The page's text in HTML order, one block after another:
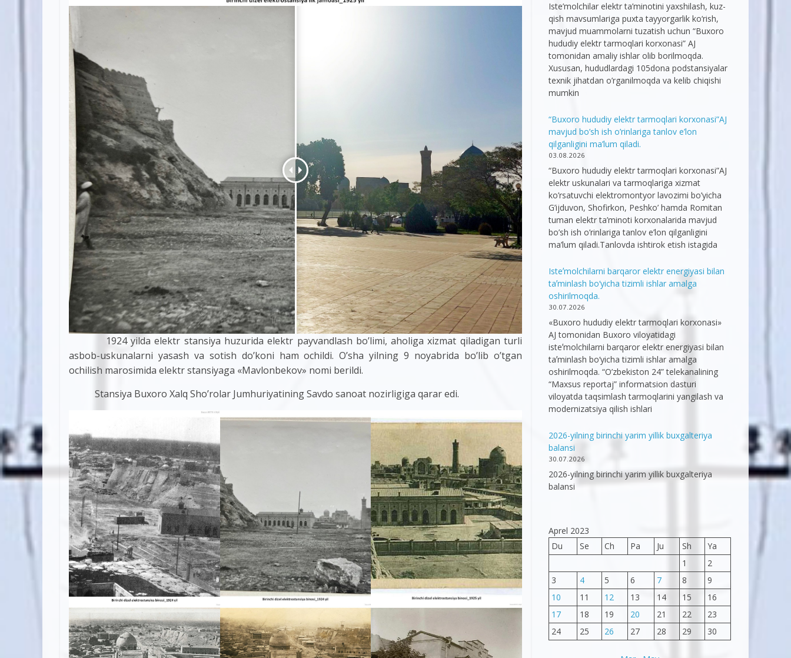
1924 yilda elektr stansiya huzurida elektr payvandlash bo’limi, aholiga xizmat qiladigan turli
asbob-uskunalarni yasash va sotish do’koni ham ochildi. O’sha yilning 9 noyabrida bo’lib o’tgan
ochilish marosimida elektr stansiyaga «Mavlonbekov» nomi berildi.
Stansiya Buxoro Xalq Sho’rolar Jumhuriyatining Savdo sanoat nozirligiga qarar edi.
Iste’molchilar elektr ta’minotini yaxshilash, kuz-
qish mavsumlariga puxta tayyorgarlik ko‘rish,
mavjud muammolarni tuzatish uchun “Buxoro
hududiy elektr tarmoqlari korxonasi” AJ
tomonidan amaliy ishlar olib borilmoqda.
Xususan, hududlardagi 105dona podstansiyalar
texnik jihatdan o’rganilmoqda va kelib chiqishi
mumkin
“Buxoro hududiy elektr tarmoqlari korxonasi”AJ
mavjud bo’sh ish o’rinlariga tanlov e’lon
qilganligini ma’lum qiladi.
03.08.2026
“Buxoro hududiy elektr tarmoqlari korxonasi”AJ
elektr uskunalari va tarmoqlariga xizmat
ko’rsatuvchi elektromontyor lavozimi bo’yicha
G’ijduvon, Shofirkon, Peshko’ hamda Romitan
tuman elektr ta’minoti korxonalarida mavjud
bo’sh ish o’rinlariga tanlov e’lon qilganligini
ma’lum qiladi.Tanlovda ishtirok etish istagida
Isteʼmolchilarni barqaror elektr energiyasi bilan
taʼminlash bo‘yicha tizimli ishlar amalga
oshirilmoqda.
30.07.2026
«Buxoro hududiy elektr tarmoqlari korxonasi»
AJ tomonidan Buxoro viloyatidagi
isteʼmolchilarni barqaror elektr energiyasi bilan
taʼminlash bo‘yicha tizimli ishlar amalga
oshirilmoqda. “O’zbekiston 24” telekanalining
“Maxsus reportaj” informatsion dasturi
viloyatda taqsimlash tarmoqlarini yangilash va
modernizatsiya qilish ishlari
2026-yilning birinchi yarim yillik buxgalteriya
balansi
30.07.2026
2026-yilning birinchi yarim yillik buxgalteriya
balansi
Aprel 2023
Du
Se Ch Pa Ju Sh
Ya
1
2
3
4 5 6 7 8
9
10
11 12 13 14 15
16
17
18 19 20 21 22
23
24
25 26 27 28 29 30